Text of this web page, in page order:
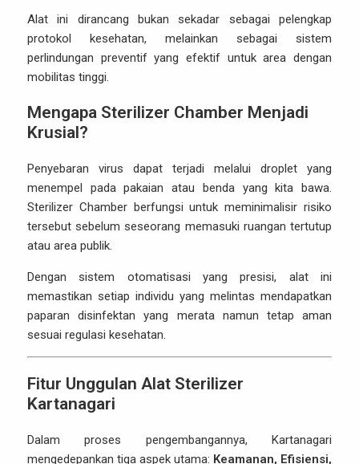
Alat ini dirancang bukan sekadar sebagai pelengkap
protokol kesehatan, melainkan sebagai sistem
perlindungan preventif yang efektif untuk area dengan
mobilitas tinggi.
Mengapa Sterilizer Chamber Menjadi
Krusial?
Penyebaran virus dapat terjadi melalui droplet yang
menempel pada pakaian atau benda yang kita bawa.
Sterilizer Chamber berfungsi untuk meminimalisir risiko
tersebut sebelum seseorang memasuki ruangan tertutup
atau area publik.
Dengan sistem otomatisasi yang presisi, alat ini
memastikan setiap individu yang melintas mendapatkan
paparan disinfektan yang merata namun tetap aman
sesuai regulasi kesehatan.
Fitur Unggulan Alat Sterilizer
Kartanagari
Dalam proses pengembangannya, Kartanagari
mengedepankan tiga aspek utama: Keamanan, Efisiensi,